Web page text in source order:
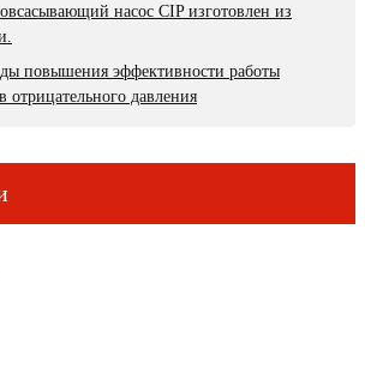
насос CIP изготовлен из
повышения эффективности работы
отрицательного давления